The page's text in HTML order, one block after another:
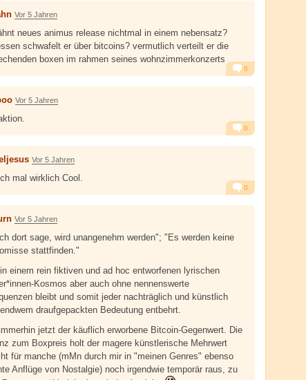
Vor 5 Jahren
neues animus release nichtmal in einem nebensatz?
schwafelt er über bitcoins? vermutlich verteilt er die
boxen im rahmen seines wohnzimmerkonzerts
Alarm Antworten
0
Vor 5 Jahren
Alarm Antworten
0
Vor 5 Jahren
mal wirklich Cool.
Alarm Antworten
0
Vor 5 Jahren
dort sage, wird unangenehm werden"; "Es werden keine
stattfinden."
in einem rein fiktiven und ad hoc entworfenen lyrischen
Kosmos aber auch ohne nennenswerte
bleibt und somit jeder nachträglich und künstlich
draufgepackten Bedeutung entbehrt.
jetzt der käuflich erworbene Bitcoin-Gegenwert. Die
zum Boxpreis holt der magere künstlerische Mehrwert
für manche (mMn durch mir in "meinen Genres" ebenso
Anflüge von Nostalgie) noch irgendwie temporär raus, zu